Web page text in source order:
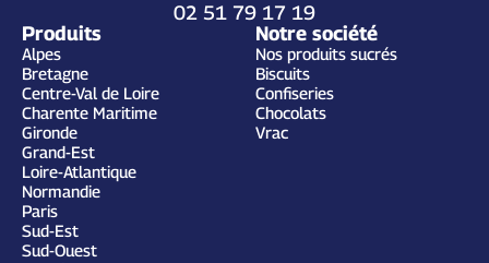
02 51 79 17 19
Produits
Alpes
Bretagne
Centre-Val de Loire
Charente Maritime
Gironde
Grand-Est
Loire-Atlantique
Normandie
Paris
Sud-Est
Sud-Ouest
Notre société
Nos produits sucrés
Biscuits
Confiseries
Chocolats
Vrac